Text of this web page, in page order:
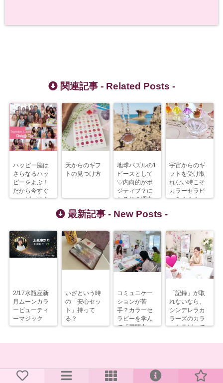
関連記事 - Related Posts -
ハッピー脳は
さらなるハッ
ピーをよぶ！
だから今すぐ
ハッピーに！
天からのギフ
トの見つけ方
地球パズルの1
ピースとして
♡内向的がポ
ジティブ？に
なるその理由
宇宙からのギ
フトを受け取
れない時こそ
カラーセラピ
ーを！！！
最新記事 - New Posts -
2/17水瓶座新
月ムーンカラ
ービューティ
ーマジック
いざという時
の「安心セッ
ト」持って
る？
コミュニケー
ションが苦
手？カラーセ
ラピーを学ん
で「質問力」
し！
「記録」が取
れないなら、
シンデレラカ
ラーズのカラ
ーセラピーで